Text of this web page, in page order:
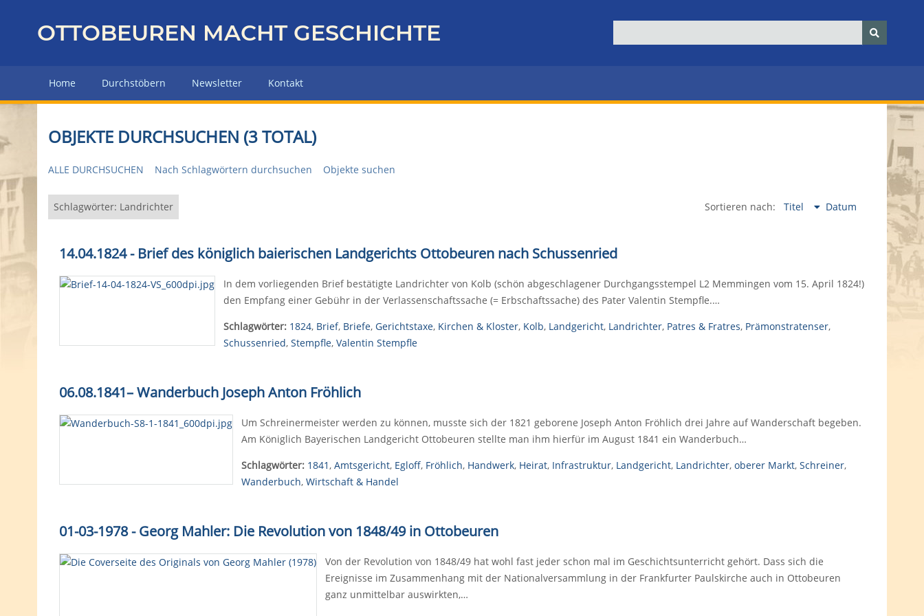
z
r
H
u
p
e
OTTOBEUREN MACHT GESCHICHTE
Home Durchstöbern Newsletter Kontakt
OBJEKTE DURCHSUCHEN (3 TOTAL)
ALLE DURCHSUCHEN Nach Schlagwörtern durchsuchen Objekte suchen
Schlagwörter: Landrichter Sortieren nach: Titel Datum
14.04.1824 - Brief des königlich baierischen Landgerichts Ottobeuren nach Schussenried
In dem vorliegenden Brief bestätigte Landrichter von Kolb (schön abgeschlagener Durchgangsstempel L2 Memmingen vom 15. April 1824!)
den Empfang einer Gebühr in der Verlassenschaftssache (= Erbschaftssache) des Pater Valentin Stempfle.…
Schlagwörter: 1824, Brief, Briefe, Gerichtstaxe, Kirchen & Kloster, Kolb, Landgericht, Landrichter, Patres & Fratres, Prämonstratenser,
Schussenried, Stempfle, Valentin Stempfle
06.08.1841–Wanderbuch Joseph Anton Fröhlich
Um Schreinermeister werden zu können, musste sich der 1821 geborene Joseph Anton Fröhlich drei Jahre auf Wanderschaft begeben.
Am Königlich Bayerischen Landgericht Ottobeuren stellte man ihm hierfür im August 1841 ein Wanderbuch…
Schlagwörter: 1841, Amtsgericht, Egloff, Fröhlich, Handwerk, Heirat, Infrastruktur, Landgericht, Landrichter, oberer Markt, Schreiner,
Wanderbuch, Wirtschaft & Handel
01-03-1978 - Georg Mahler: Die Revolution von 1848/49 in Ottobeuren
Von der Revolution von 1848/49 hat wohl fast jeder schon mal im Geschichtsunterricht gehört. Dass sich die
Ereignisse im Zusammenhang mit der Nationalversammlung in der Frankfurter Paulskirche auch in Ottobeuren
ganz unmittelbar auswirkten,…